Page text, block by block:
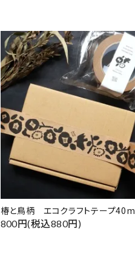
椿と鳥柄 エコクラフトテープ40m
800円(税込880円)